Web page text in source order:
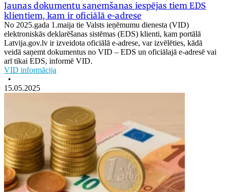
Jaunas dokumentu saņemšanas iespējas tiem EDS
klientiem, kam ir oficiālā e-adrese
No 2025.gada 1.maija tie Valsts ieņēmumu dienesta (VID)
elektroniskās deklarēšanas sistēmas (EDS) klienti, kam portālā
Latvija.gov.lv ir izveidota oficiālā e-adrese, var izvēlēties, kādā
veidā saņemt dokumentus no VID – EDS un oficiālajā e-adresē vai
arī tikai EDS, informē VID.
VID informācija
•
15.05.2025